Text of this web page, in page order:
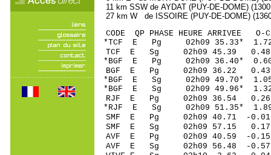
11 km SSW de AYDAT (PUY-DE-DOME)
27 km W de ISSOIRE (PUY-DE-DOME)
CODE QP PHASE HEURE
*TCF E Pg 02h09
TCF E Sg 02h09 45.39
*BGF E Pg 02h09
BGF E Pg 02h09
*BGF E Sg 02h09
*BGF E Sg 02h09 49.96*
RJF E Pg 02h09
*RJF E Sg 02h09 51.35*
SMF E Pg 02h09
SMF E Sg 02h09 57.15
AVF E Pg 02h09
AVF E Sg 02h09 56.48 -